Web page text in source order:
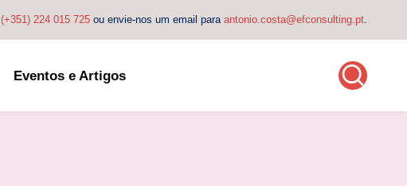
(+351) 224 015 725 ou envie-nos um email para antonio.costa@efconsulting.pt.
Eventos e Artigos